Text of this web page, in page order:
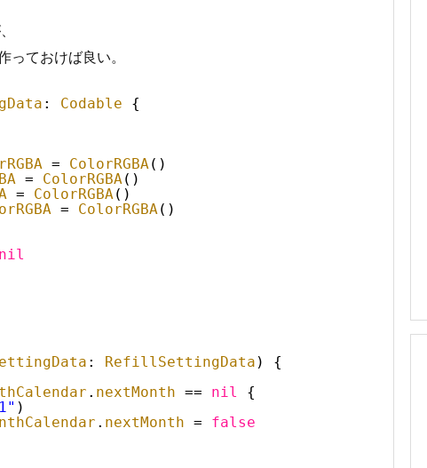
ておけば良い。
: Codable
{
= ColorRGBA ()
= ColorRGBA ()
= ColorRGBA ()
= ColorRGBA ()
nil
: RefillSettingData ) {
. nextMonth == nil
{
)
. nextMonth = false